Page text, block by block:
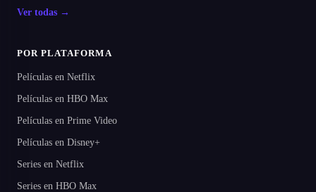
Ver todas →
POR PLATAFORMA
Películas en Netflix
Películas en HBO Max
Películas en Prime Video
Películas en Disney+
Series en Netflix
Series en HBO Max